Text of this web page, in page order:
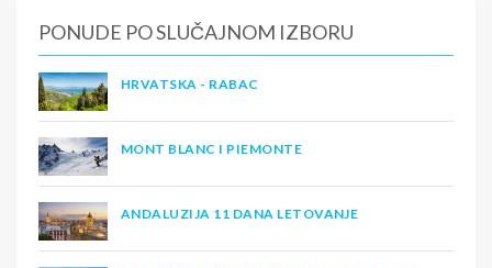
PONUDE PO SLUČAJNOM IZBORU
HRVATSKA - RABAC
MONT BLANC I PIEMONTE
ANDALUZIJA 11 DANA LETOVANJE